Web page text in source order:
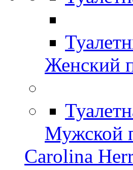
Женский
Мужской
Carolina